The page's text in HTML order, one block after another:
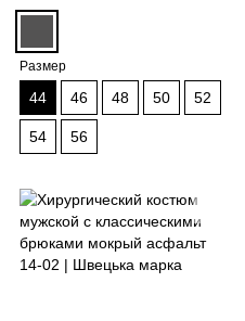
Размер
44 46 48 50 52
54 56